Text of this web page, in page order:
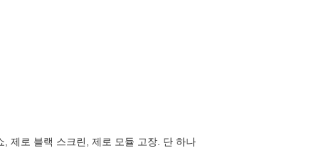
제로 블랙 스크린, 제로 모듈 고장. 단 하나